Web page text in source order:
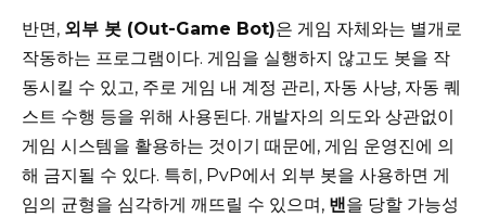
반면, 외부 봇 (Out-Game Bot)은 게임 자체와는 별개로
작동하는 프로그램이다. 게임을 실행하지 않고도 봇을 작
동시킬 수 있고, 주로 게임 내 계정 관리, 자동 사냥, 자동 퀘
스트 수행 등을 위해 사용된다. 개발자의 의도와 상관없이
게임 시스템을 활용하는 것이기 때문에, 게임 운영진에 의
해 금지될 수 있다. 특히, PvP에서 외부 봇을 사용하면 게
임의 균형을 심각하게 깨뜨릴 수 있으며, 밴을 당할 가능성